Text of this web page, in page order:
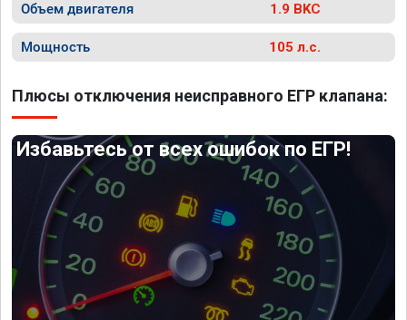
Объем двигателя 1.9 BKC
Мощность 105 л.с.
Плюсы отключения неисправного ЕГР клапана:
Избавьтесь от всех ошибок по ЕГР!